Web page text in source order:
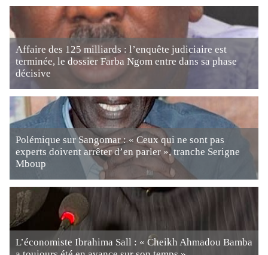
Affaire des 125 milliards : l’enquête judiciaire est
terminée, le dossier Farba Ngom entre dans sa phase
décisive
Polémique sur Sangomar : « Ceux qui ne sont pas
experts doivent arrêter d’en parler », tranche Serigne
Mboup
L’économiste Ibrahima Sall : « Cheikh Ahmadou Bamba